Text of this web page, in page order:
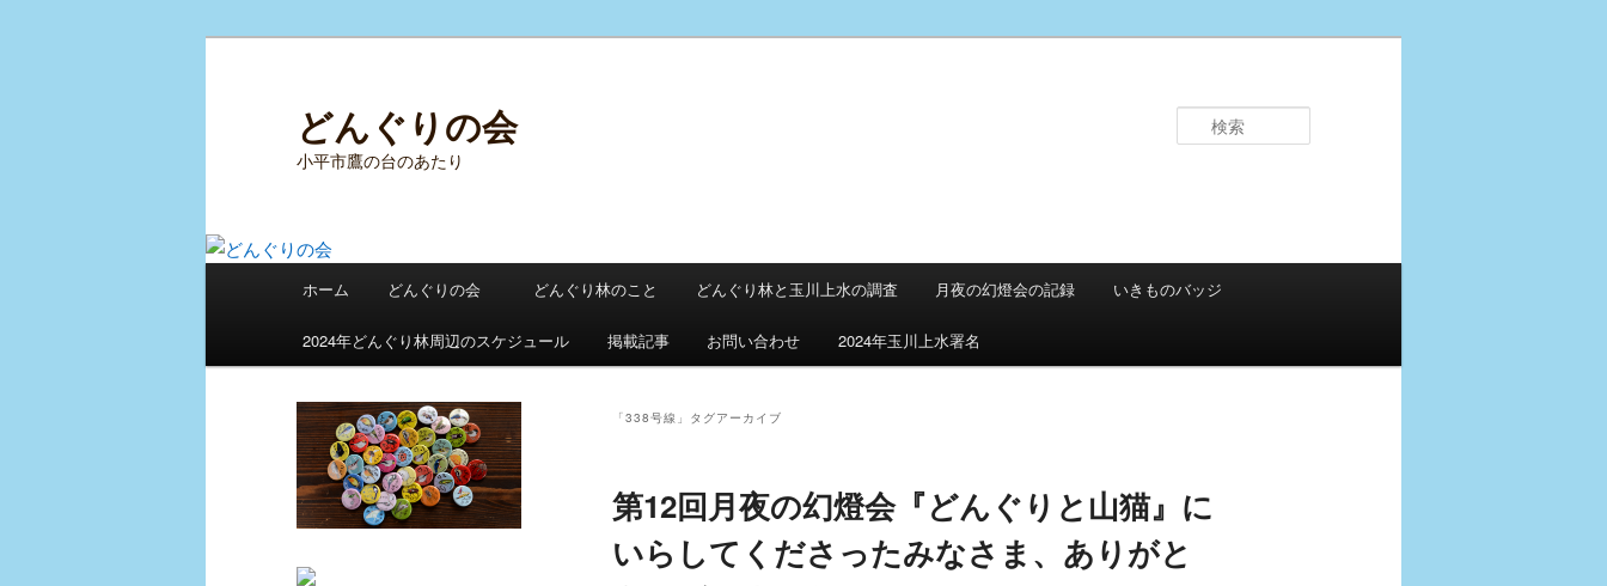
どんぐりの会
小平市鷹の台のあたり
メ
ホーム どんぐりの会 どんぐり林のこと どんぐり林と玉川上水の調査 月夜の幻燈会の記録 いきものバッジ
2024年どんぐり林周辺のスケジュール 掲載記事 お問い合わせ 2024年玉川上水署名
「338号線 」タグアーカイブ
第12回月夜の幻燈会『どんぐりと山猫』に
いらしてくださったみなさま、ありがと